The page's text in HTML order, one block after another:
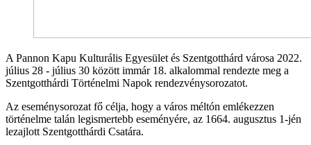
A Pannon Kapu Kulturális Egyesület és Szentgotthárd városa 2022.
július 28 - július 30 között immár 18. alkalommal rendezte meg a
Szentgotthárdi Történelmi Napok rendezvénysorozatot.
Az eseménysorozat fő célja, hogy a város méltón emlékezzen
történelme talán legismertebb eseményére, az 1664. augusztus 1-jén
lezajlott Szentgotthárdi Csatára.